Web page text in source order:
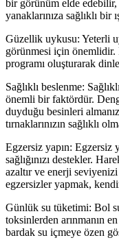
bir görünüm elde
yanaklarınıza sağlıklı bir
Güzellik uykusu: Yeterli
görünmesi için
programı oluşturarak
Sağlıklı beslenme:
önemli bir faktördür.
duyduğu besinleri
tırnaklarınızın sağlıklı
Egzersiz yapın: Egzersiz
sağlığınızı destekler.
azaltır ve enerji
egzersizler yapmak,
Günlük su tüketimi: Bol
toksinlerden arınmanın
bardak su içmeye özen